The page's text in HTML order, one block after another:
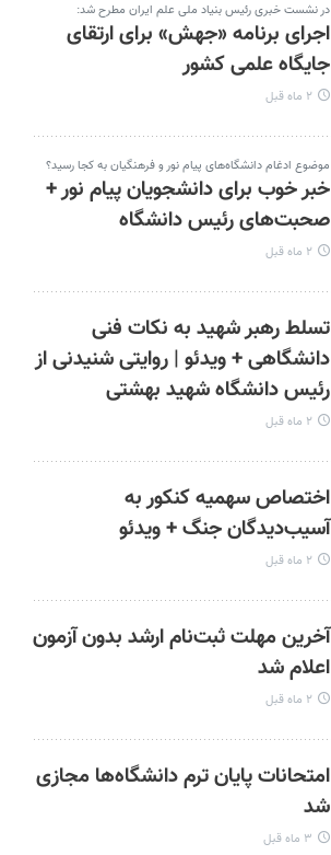
در نشست خبری رئیس بنیاد ملی علم ایران مطرح شد:
اجرای برنامه «جهش» برای ارتقای
جایگاه علمی کشور
۲ ماه قبل
موضوع ادغام دانشگاه‌های پیام نور و فرهنگیان به کجا رسید؟
خبر خوب برای دانشجویان پیام نور +
صحبت‌های رئیس دانشگاه
۲ ماه قبل
تسلط رهبر شهید به نکات فنی
دانشگاهی + ویدئو | روایتی شنیدنی از
رئیس دانشگاه شهید بهشتی
۲ ماه قبل
اختصاص سهمیه کنکور به
آسیب‌دیدگان جنگ + ویدئو
۲ ماه قبل
آخرین مهلت ثبت‌نام ارشد بدون آزمون
اعلام شد
۲ ماه قبل
امتحانات پایان ترم دانشگاه‌ها مجازی
شد
۳ ماه قبل